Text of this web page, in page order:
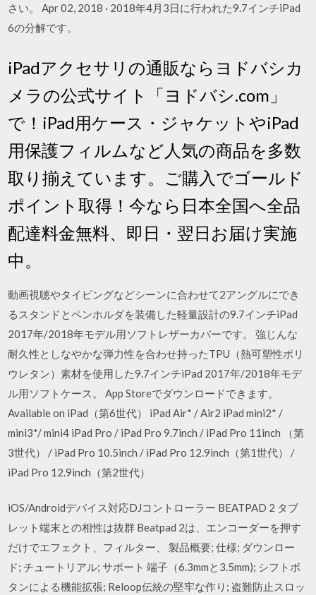
さい。 Apr 02, 2018 · 2018年4月3日に行われた9.7インチiPad
6の分解です。
iPadアクセサリの通販ならヨドバシカ
メラの公式サイト「ヨドバシ.com」
で！iPad用ケース・ジャケットやiPad
用保護フィルムなど人気の商品を多数
取り揃えています。ご購入でゴールド
ポイント取得！今なら日本全国へ全品
配達料金無料、即日・翌日お届け実施
中。
動画視聴やタイピングなどシーンに合わせて2アングルにでき
るスタンドとペンホルダを装備した軽量設計の9.7インチiPad
2017年/2018年モデル用ソフトレザーカバーです。 強じんな
耐久性としなやかな弾力性を合わせ持ったTPU（熱可塑性ポリ
ウレタン）素材を使用した9.7インチiPad 2017年/2018年モデ
ル用ソフトケース。 App Storeでダウンロードできます。
Available on iPad（第6世代） iPad Air* / Air2 iPad mini2* /
mini3*/ mini4 iPad Pro / iPad Pro 9.7inch / iPad Pro 11inch （第
3世代） / iPad Pro 10.5inch / iPad Pro 12.9inch（第1世代） /
iPad Pro 12.9inch（第2世代）
iOS/Androidデバイス対応DJコントローラー BEATPAD 2 タブ
レット端末との相性は抜群 Beatpad 2は、エンコーダーを押す
だけでエフェクト、フィルター、 製品概要; 仕様; ダウンロー
ド; チュートリアル; サポート 端子（6.3mmと3.5mm); シフトボ
タンによる機能拡張; Reloop伝統の堅牢な作り; 盗難防止スロッ